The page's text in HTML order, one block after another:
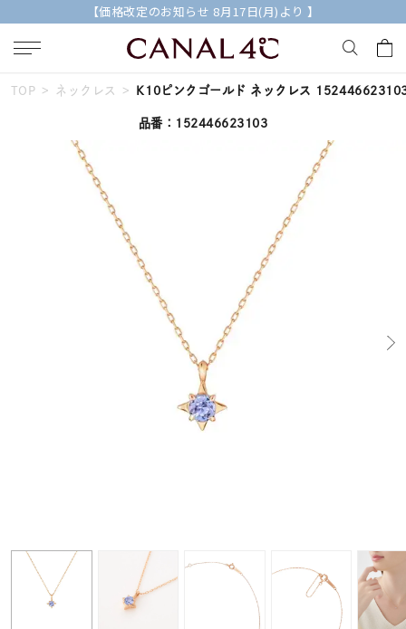
【価格改定のお知らせ 8月17日(月)より 】
キーワードで検索する
人気検索キーワード
#eギフト #ハーフエタニティリング
#メンズ ネックレス
誕生石
TOP ネックレス K10ピンクゴールド ネックレス
品番：152446623103